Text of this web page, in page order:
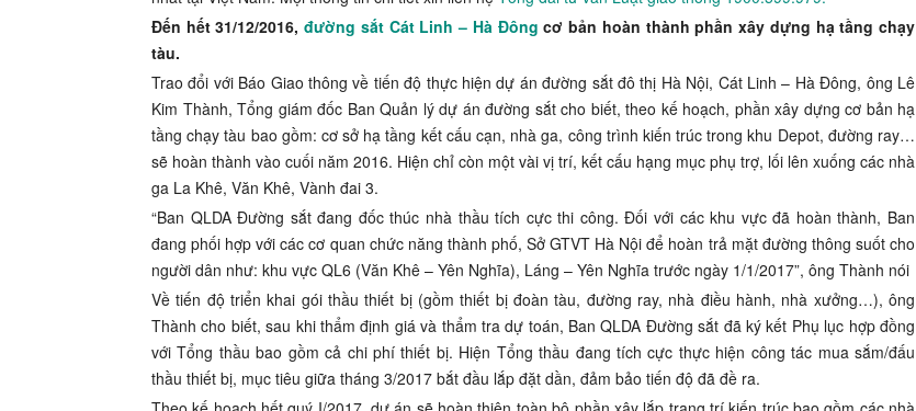
Đến hết 31/12/2016,đường sắt Cát Linh – Hà Đông cơ bản hoàn thành phần xây dựng hạ tầng chạy
tàu.
Trao đổi với Báo Giao thông về tiến độ thực hiện dự án đường sắt đô thị Hà Nội, Cát Linh – Hà Đông, ông Lê
Kim Thành, Tổng giám đốc Ban Quản lý dự án đường sắt cho biết, theo kế hoạch, phần xây dựng cơ bản hạ
tầng chạy tàu bao gồm: cơ sở hạ tầng kết cấu cạn, nhà ga, công trình kiến trúc trong khu Depot, đường ray…
sẽ hoàn thành vào cuối năm 2016. Hiện chỉ còn một vài vị trí, kết cấu hạng mục phụ trợ, lối lên xuống các nhà
ga La Khê, Văn Khê, Vành đai 3.
“Ban QLDA Đường sắt đang đốc thúc nhà thầu tích cực thi công. Đối với các khu vực đã hoàn thành, Ban
đang phối hợp với các cơ quan chức năng thành phố, Sở GTVT Hà Nội để hoàn trả mặt đường thông suốt cho
người dân như: khu vực QL6 (Văn Khê – Yên Nghĩa), Láng – Yên Nghĩa trước ngày 1/1/2017”, ông Thành nói
Về tiến độ triển khai gói thầu thiết bị (gồm thiết bị đoàn tàu, đường ray, nhà điều hành, nhà xưởng…), ông
Thành cho biết, sau khi thẩm định giá và thẩm tra dự toán, Ban QLDA Đường sắt đã ký kết Phụ lục hợp đồng
với Tổng thầu bao gồm cả chi phí thiết bị. Hiện Tổng thầu đang tích cực thực hiện công tác mua sắm/đấu
thầu thiết bị, mục tiêu giữa tháng 3/2017 bắt đầu lắp đặt dần, đảm bảo tiến độ đã đề ra.